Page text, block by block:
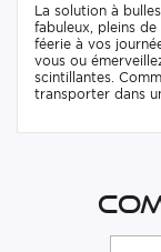
La solution à
fabuleux, pleins
féerie à vos
vous ou
scintillantes.
transporter dans